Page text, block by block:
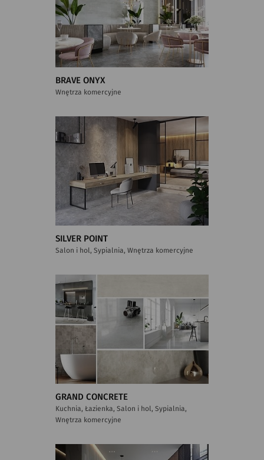
BRAVE ONYX
Wnętrza komercyjne
SILVER POINT
Salon i hol, Sypialnia, Wnętrza komercyjne
GRAND CONCRETE
Kuchnia, Łazienka, Salon i hol, Sypialnia,
Wnętrza komercyjne